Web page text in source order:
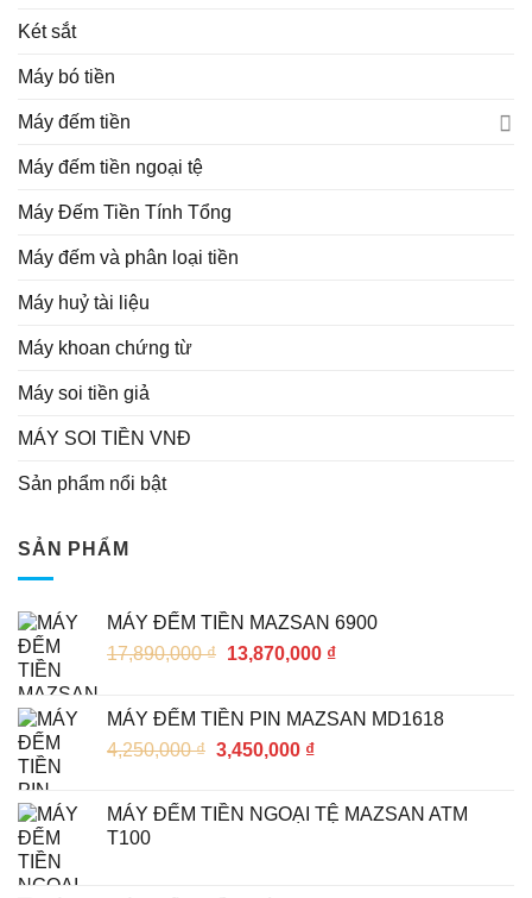
Két sắt
Máy bó tiền
Máy đếm tiền
Máy đếm tiền ngoại tệ
Máy Đếm Tiền Tính Tổng
Máy đếm và phân loại tiền
Máy huỷ tài liệu
Máy khoan chứng từ
Máy soi tiền giả
MÁY SOI TIỀN VNĐ
Sản phẩm nổi bật
SẢN PHẨM
MÁY ĐẾM TIỀN MAZSAN 6900
17,890,000₫ 13,870,000 ₫
MÁY ĐẾM TIỀN PIN MAZSAN MD1618
4,250,000₫ 3,450,000 ₫
MÁY ĐẾM TIỀN NGOẠI TỆ MAZSAN ATM
T100